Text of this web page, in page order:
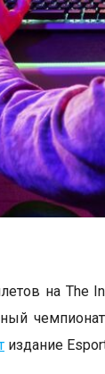
на The
чемпионат
издание